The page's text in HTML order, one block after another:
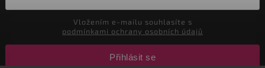
podmínkami ochrany osobních údajů
Přihlásit se